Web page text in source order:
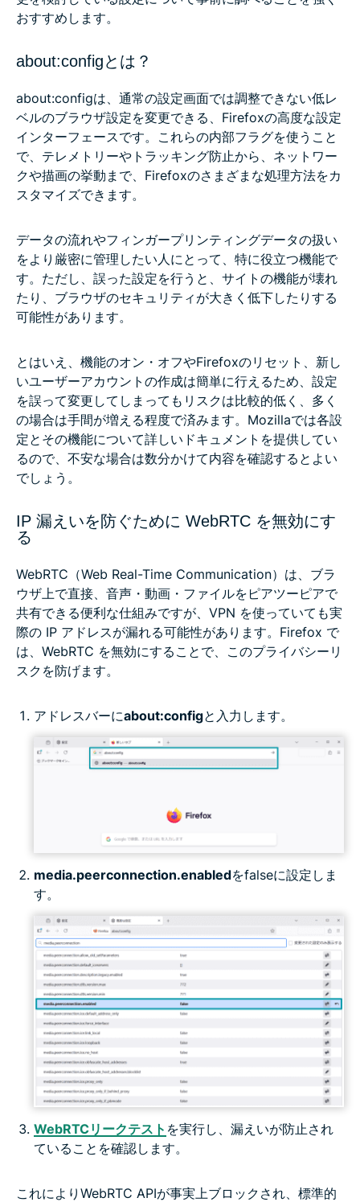
おすすめします。
about:configとは？
about:configは、通常の設定画面では調整できない低レ
ベルのブラウザ設定を変更できる、Firefoxの高度な設定
インターフェースです。これらの内部フラグを使うこと
で、テレメトリーやトラッキング防止から、ネットワー
クや描画の挙動まで、Firefoxのさまざまな処理方法をカ
スタマイズできます。
データの流れやフィンガープリンティングデータの扱い
をより厳密に管理したい人にとって、特に役立つ機能で
す。ただし、誤った設定を行うと、サイトの機能が壊れ
たり、ブラウザのセキュリティが大きく低下したりする
可能性があります。
とはいえ、機能のオン・オフやFirefoxのリセット、新し
いユーザーアカウントの作成は簡単に行えるため、設定
を誤って変更してしまってもリスクは比較的低く、多く
の場合は手間が増える程度で済みます。Mozillaでは各設
定とその機能について詳しいドキュメントを提供してい
るので、不安な場合は数分かけて内容を確認するとよい
でしょう。
IP 漏えいを防ぐために WebRTC を無効にす
る
WebRTC（Web Real-Time Communication）は、ブラ
ウザ上で直接、音声・動画・ファイルをピアツーピアで
共有できる便利な仕組みですが、VPN を使っていても実
際の IP アドレスが漏れる可能性があります。Firefox で
は、WebRTC を無効にすることで、このプライバシーリ
スクを防げます。
アドレスバーにabout:configと入力します。
media.peerconnection.enabledをfalseに設定しま
す。
WebRTCリークテスト を実行し、漏えいが防止され
ていることを確認します。
これによりWebRTC APIが事実上ブロックされ、標準的